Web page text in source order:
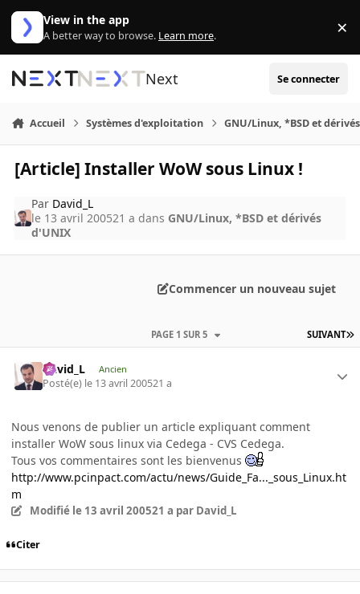
Aller au contenu
View in the app
A better way to browse. Learn more. ×
Next Se connecter
Accueil Systèmes d'exploitation GNU/Linux, *BSD et
[Article] Installer WoW sous Linux !
Par David_L
le 13 avril 200521 a dans GNU/Linux, *BSD et dérivés
d'UNIX
Commencer un nouveau sujet
SUIVANT
PAGE 1 SUR 5
David_L Ancien
Posté(e) le 13 avril 200521 a
Nous venons de publier un article expliquant comment
installer WoW sous linux via Cedega - CVS Cedega.
Tous vos commentaires sont les bienvenus
http://www.pcinpact.com/actu/news/Guide_Fa..._sous_Linux.ht
m
Modifié le 13 avril 200521 a par David_L
Citer